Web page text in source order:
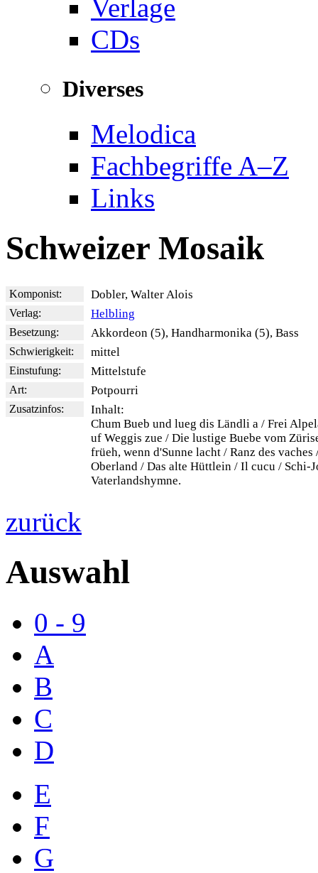
Verlage
CDs
Diverses
Melodica
Fachbegriffe A–Z
Links
Schweizer Mosaik
Komponist: Dobler, Walter Alois
Verlag: Helbling
Besetzung: Akkordeon (5), Handharmonika (5), Bass
Schwierigkeit: mittel
Einstufung: Mittelstufe
Art: Potpourri
Zusatzinfos:
Inhalt:
Chum Bueb und lueg dis Ländli a / Frei
uf Weggis zue / Die lustige Buebe vom
früeh, wenn d'Sunne lacht / Ranz des vaches
Oberland / Das alte Hüttlein / Il cucu / Schi-
Vaterlandshymne.
zurück
Auswahl
0 - 9
A
B
C
D
E
F
G